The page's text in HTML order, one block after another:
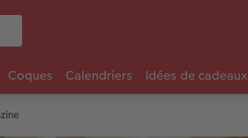
Coques Calendriers Idées de cadeaux